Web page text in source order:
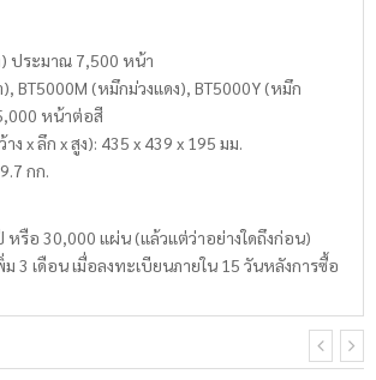
) ประมาณ 7,500 หน้า
BT5000M (หมึกม่วงแดง), BT5000Y (หมึก
หน้าต่อสี
x ลึก x สูง): 435 x 439 x 195 มม.
กก.
หรือ 30,000 แผ่น (แล้วแต่ว่าอย่างใดถึงก่อน)
3 เดือน เมื่อลงทะเบียนภายใน 15 วันหลังการซื้อ